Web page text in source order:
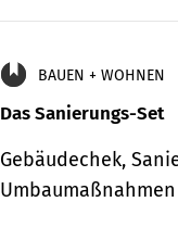
BAUEN + WOHNEN
Das Sanierungs-Set
Gebäudechek,